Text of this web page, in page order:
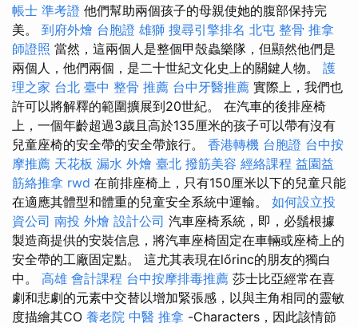
帳士 準考證 他們幫助兩個孩子的母親使她的腹部保持完
美。 到府外燴 台胞證 雄獅 搜尋引擎排名 北屯 整骨 推拿
師證照 當然，這兩個人是整個甲殼蟲樂隊，但顯然他們是
兩個人，他們兩個，是二十世紀文化史上的關鍵人物。 護
理之家 台北 臺中 整骨 推薦 台中牙醫推薦 實際上，我們也
許可以將解釋的範圍擴展到20世紀。 在汽車的後排座椅
上，一個年齡超過3歲且高於135厘米的孩子可以帶有沒有
兒童座椅的安全帶的安全帶旅行。 香港轉機 台胞證 台中按
摩推薦 天花板 漏水 外燴 臺北 撥筋美容 經絡課程 益園益
筋絡推拿 rwd 在前排座椅上，只有150厘米以下的兒童只能
在適應其體型和體重的兒童安全系統中運輸。 如何設立投
資公司 南投 外燴 設計公司 汽車座椅系統，即，必鬚根據
製造商提供的安裝信息，將汽車座椅固定在車輛或座椅上的
安全帶的工廠固定點。 這尤其表現在lőrinc的朋友的獨白
中。 高雄 會計課程 台中按摩排毒推薦 莎士比亞經常在喜
劇和悲劇的元素中交替以增加緊張感，以與主角相同的靈敏
度描繪其CO 養老院 中醫 推拿 -Characters，因此該情節